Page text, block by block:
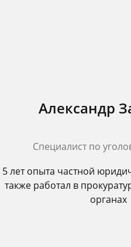
Александр
Специалист по
5 лет опыта частной
также работал в
органах